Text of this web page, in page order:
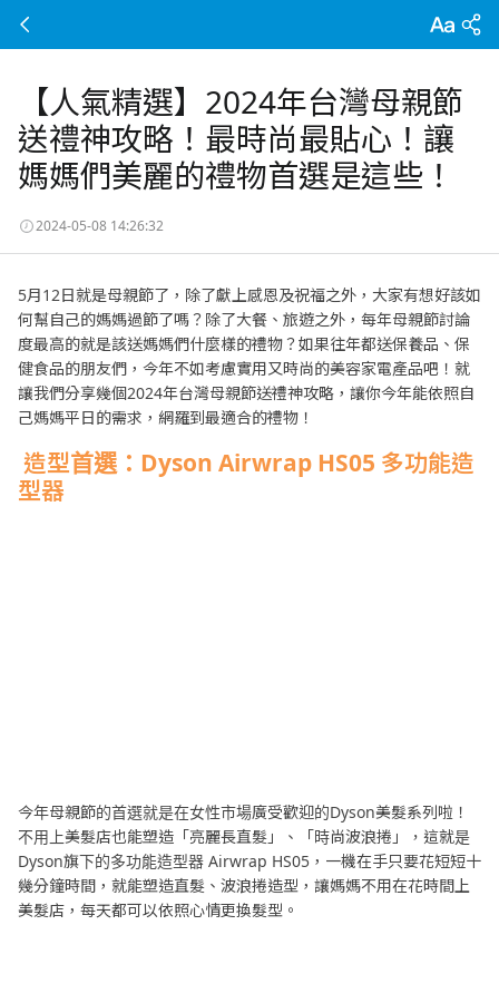
【人氣精選】2024年台灣母親節
送禮神攻略！最時尚最貼心！讓
媽媽們美麗的禮物首選是這些！
2024-05-08 14:26:32
5月12日就是母親節了，除了獻上感恩及祝福之外，大家有想好該如
何幫自己的媽媽過節了嗎？除了大餐、旅遊之外，每年母親節討論
度最高的就是該送媽媽們什麼樣的禮物？如果往年都送保養品、保
健食品的朋友們，今年不如考慮實用又時尚的美容家電產品吧！就
讓我們分享幾個2024年台灣母親節送禮神攻略，讓你今年能依照自
己媽媽平日的需求，網羅到最適合的禮物！
造型首選：Dyson Airwrap HS05 多功能造
型器
今年母親節的首選就是在女性市場廣受歡迎的Dyson美髮系列啦！
不用上美髮店也能塑造「亮麗長直髮」、「時尚波浪捲」，這就是
Dyson旗下的多功能造型器 Airwrap HS05，一機在手只要花短短十
幾分鐘時間，就能塑造直髮、波浪捲造型，讓媽媽不用在花時間上
美髮店，每天都可以依照心情更換髮型。